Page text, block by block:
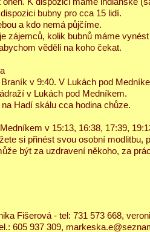
bubny pro cca 15 lidí.
a kdo nemá půjčíme.
zájemců, kolik bubnů máme
věděli na koho čekat.
v 9:40. V Lukách pod
v Lukách pod Medníkem.
Hadí skálu cca hodina chůze.
v 15:13, 16:38, 17:39,
si přinést svou osobní modlitbu,
být za uzdravení někoho, za
Fišerová - tel: 731 573 668,
605 937 309,